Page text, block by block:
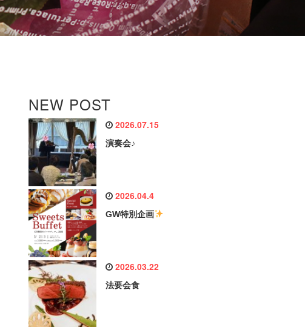
NEW POST
2026.07.15
演奏会♪
2026.04.4
GW特別企画
2026.03.22
法要会食